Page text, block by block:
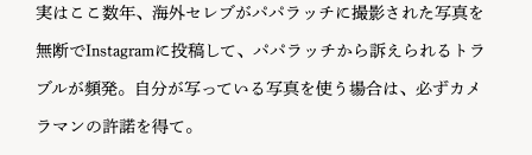
実はここ数年、海外セレブがパパラッチに撮影された写真を
無断でInstagramに投稿して、パパラッチから訴えられるトラ
ブルが頻発。自分が写っている写真を使う場合は、必ずカメ
ラマンの許諾を得て。